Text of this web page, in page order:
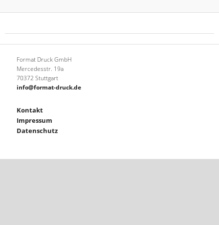
Format Druck GmbH
Mercedesstr. 19a
70372 Stuttgart
info@format-druck.de
Kontakt
Impressum
Datenschutz